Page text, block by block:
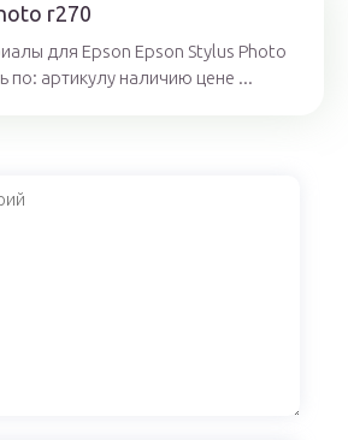
r270
для Epson Epson Stylus Photo
по: артикулу наличию цене ...